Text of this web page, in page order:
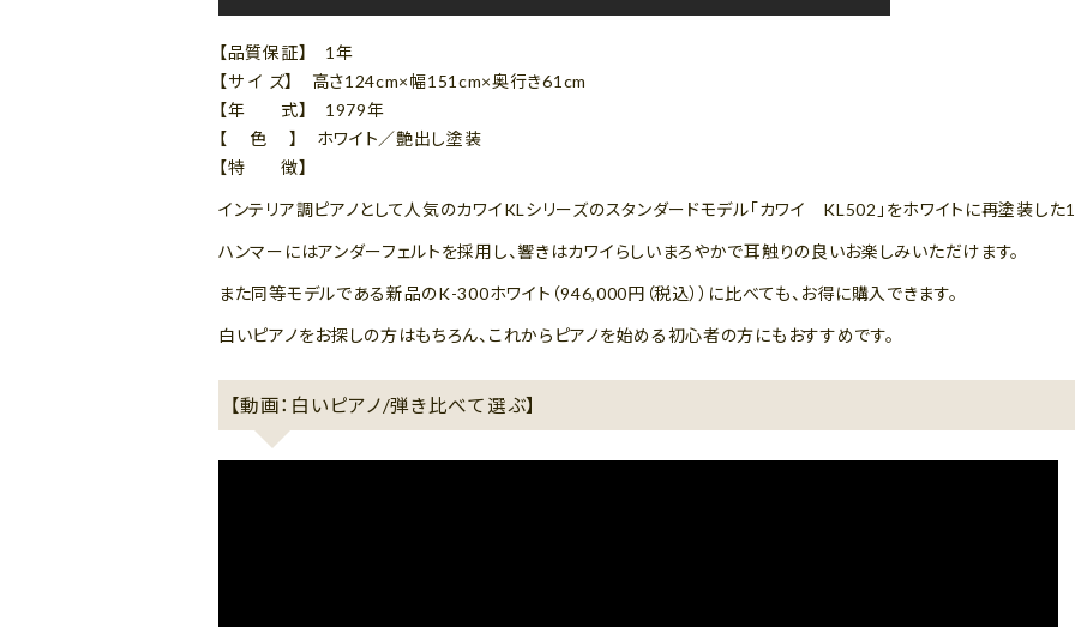
【品質保証】 1年
【サ イ ズ】 高さ124cm×幅151cm×奥行き61cm
【年 式】 1979年
【 色 】 ホワイト／艶出し塗装
【特 徴】
インテリア調ピアノとして人気のカワイKLシリーズのスタンダードモデル「カワイ KL502」をホワイトに再塗装した1
ハンマーにはアンダーフェルトを採用し、響きはカワイらしいまろやかで耳触りの良いお楽しみいただけます。
また同等モデルである新品のK-300ホワイト（946,000円（税込））に比べても、お得に購入できます。
白いピアノをお探しの方はもちろん、これからピアノを始める初心者の方にもおすすめです。
【動画：白いピアノ/弾き比べて選ぶ】